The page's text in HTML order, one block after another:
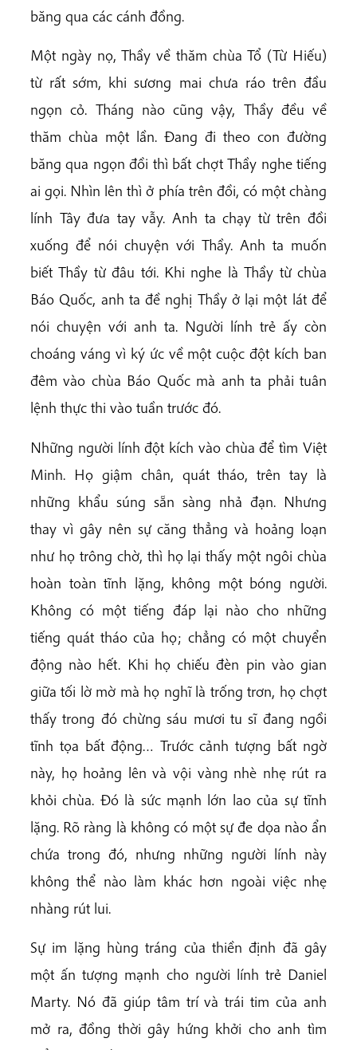
băng qua các cánh đồng.
Một ngày nọ, Thầy về thăm chùa Tổ (Từ Hiếu)
từ rất sớm, khi sương mai chưa ráo trên đầu
ngọn cỏ. Tháng nào cũng vậy, Thầy đều về
thăm chùa một lần. Đang đi theo con đường
băng qua ngọn đồi thì bất chợt Thầy nghe tiếng
ai gọi. Nhìn lên thì ở phía trên đồi, có một chàng
lính Tây đưa tay vẫy. Anh ta chạy từ trên đồi
xuống để nói chuyện với Thầy. Anh ta muốn
biết Thầy từ đâu tới. Khi nghe là Thầy từ chùa
Báo Quốc, anh ta đề nghị Thầy ở lại một lát để
nói chuyện với anh ta. Người lính trẻ ấy còn
choáng váng vì ký ức về một cuộc đột kích ban
đêm vào chùa Báo Quốc mà anh ta phải tuân
lệnh thực thi vào tuần trước đó.
Những người lính đột kích vào chùa để tìm Việt
Minh. Họ giậm chân, quát tháo, trên tay là
những khẩu súng sẵn sàng nhả đạn. Nhưng
thay vì gây nên sự căng thẳng và hoảng loạn
như họ trông chờ, thì họ lại thấy một ngôi chùa
hoàn toàn tĩnh lặng, không một bóng người.
Không có một tiếng đáp lại nào cho những
tiếng quát tháo của họ; chẳng có một chuyển
động nào hết. Khi họ chiếu đèn pin vào gian
giữa tối lờ mờ mà họ nghĩ là trống trơn, họ chợt
thấy trong đó chừng sáu mươi tu sĩ đang ngồi
tĩnh tọa bất động… Trước cảnh tượng bất ngờ
này, họ hoảng lên và vội vàng nhè nhẹ rút ra
khỏi chùa. Đó là sức mạnh lớn lao của sự tĩnh
lặng. Rõ ràng là không có một sự đe dọa nào ẩn
chứa trong đó, nhưng những người lính này
không thể nào làm khác hơn ngoài việc nhẹ
nhàng rút lui.
Sự im lặng hùng tráng của thiền định đã gây
một ấn tượng mạnh cho người lính trẻ Daniel
Marty. Nó đã giúp tâm trí và trái tim của anh
mở ra, đồng thời gây hứng khởi cho anh tìm